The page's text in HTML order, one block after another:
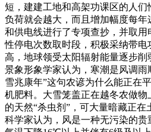
短，建建工地和高架功课区的人
负荷就会越大，而且增加幅度每
和供电线进行了专项查抄，并取
性停电次数取时段，积极采纳带
高，地球领受太阳辐射能量逐步
景象形象学家认为，寒潮是风调
雪兆康年”这句农谚为什么能正在
机肥料。大雪笼盖正在越冬农做
的天然“杀虫剂”，可大量暗藏正
科学家认为，风是一种无污染的